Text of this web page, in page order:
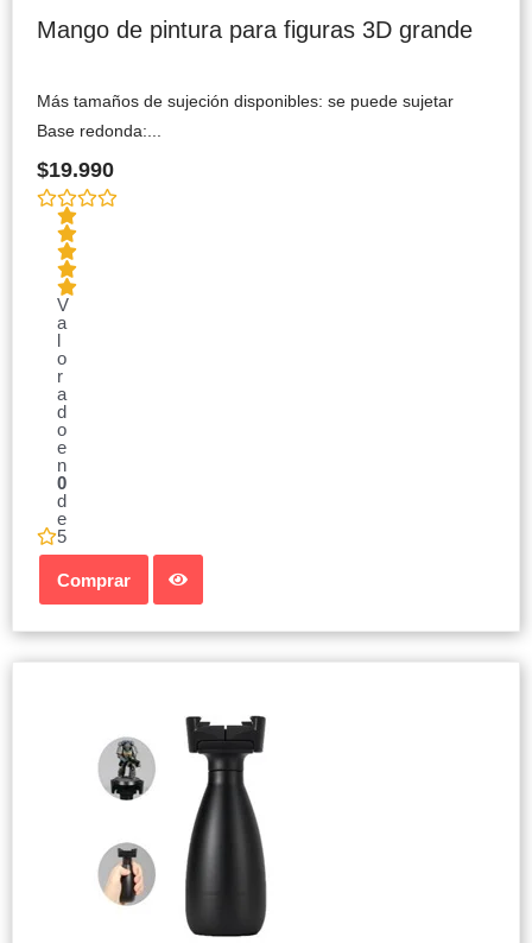
Mango de pintura para figuras 3D grande
Más tamaños de sujeción disponibles: se puede sujetar
Base redonda:...
$19.990
V
a
l
o
r
a
d
o
e
n
0
d
e
5
Comprar